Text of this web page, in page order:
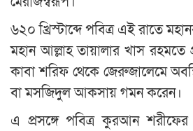
৬২০ খ্রিস্টাব্দে পবিত্র এই রাতে
মহান আল্লাহ তায়ালার খাস রহমতে
কাবা শরিফ থেকে জেরুজালেমে
বা মসজিদুল আকসায় গমন করেন।
এ প্রসঙ্গে পবিত্র কুরআন